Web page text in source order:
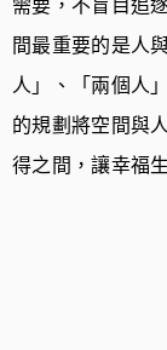
需要，不盲目追
間最重要的是人
人」、「兩個人
的規劃將空間與
得之間，讓幸福